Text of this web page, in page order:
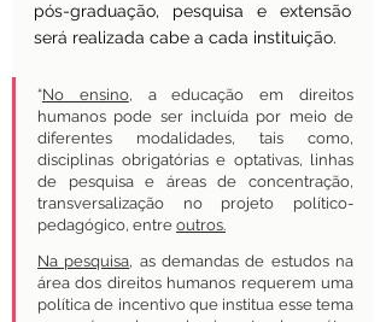
pós-graduação, pesquisa e extensão
será realizada cabe a cada instituição.
“No ensino, a educação em direitos
humanos pode ser incluída por meio de
diferentes modalidades, tais como,
disciplinas obrigatórias e optativas, linhas
de pesquisa e áreas de concentração,
transversalização no projeto político-
pedagógico, entre outros.
Na pesquisa, as demandas de estudos na
área dos direitos humanos requerem uma
política de incentivo que institua esse tema